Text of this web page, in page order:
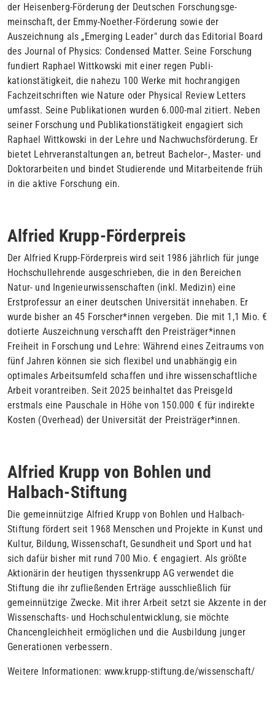
der Heisenberg-Förderung der Deutschen Forschungsge­
meinschaft, der Emmy-Noether-Förderung sowie der
Auszeichnung als „Emerging Leader" durch das Editorial Board
des Journal of Physics: Condensed Matter. Seine Forschung
fundiert Raphael Wittkowski mit einer re­gen Publi­
kationstätigkeit, die nahezu 100 Werke mit hochrangigen
Fachzeit­schriften wie Nature oder Physical Review Letters
umfasst. Seine Publikationen wur­den 6.000-mal zitiert. Neben
seiner For­schung und Publikationstätigkeit engagiert sich
Raphael Wittkowski in der Lehre und Nachwuchsförderung. Er
bietet Lehrveranstaltun­gen an, betreut Bachelor‑, Master- und
Doktorarbeiten und bindet Studie­rende und Mitarbeitende früh
in die aktive Forschung ein.
Alfried Krupp-Förderpreis
Der Alfried Krupp-Förderpreis wird seit 1986 jährlich für junge
Hochschullehrende ausgeschrieben, die in den Bereichen
Natur- und Ingenieurwissenschaften (inkl. Medizin) eine
Erstprofes­sur an einer deutschen Universität innehaben. Er
wurde bisher an 45 For­scher*innen vergeben. Die mit 1,1 Mio. €
dotierte Aus­zeich­nung verschafft den Preisträger­*innen
Freiheit in Forschung und Lehre: Während eines Zeit­raums von
fünf Jahren können sie sich flexibel und unabhän­gig ein
optimales Arbeitsumfeld schaffen und ihre wis­sen­schaftliche
Arbeit vorantreiben. Seit 2025 beinhaltet das Preis­geld
erstmals eine Pauschale in Höhe von 150.000 € für indi­rekte
Kosten (Overhead) der Universität der Preisträger*innen.
Alfried Krupp von Bohlen und
Halbach-Stiftung
Die gemeinnützige Alfried Krupp von Bohlen und Halbach-
Stiftung fördert seit 1968 Menschen und Projekte in Kunst und
Kultur, Bil­dung, Wissenschaft, Gesundheit und Sport und hat
sich dafür bis­her mit rund 700 Mio. € engagiert. Als größte
Aktionärin der heuti­gen thyssenkrupp AG verwendet die
Stiftung die ihr zufließenden Er­träge ausschließlich für
gemeinnützige Zwecke. Mit ihrer Arbeit setzt sie Akzente in der
Wissenschafts- und Hochschulentwicklung, sie möchte
Chancen­gleich­heit ermöglichen und die Ausbil­dung jun­ger
Generationen verbessern.
Weitere Informationen: www.krupp-stiftung.de/wissenschaft/